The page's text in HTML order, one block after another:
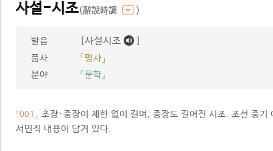
사설-시조(辭說時調 )
발음 [사설시조 ]
품사
「명사」
분야
『문학』
「001」 초장·중장이 제한 없이 길며, 종장도 길어진 시조. 조선 중
서민적 내용이 담겨 있다.